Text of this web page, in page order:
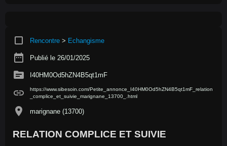
crop_square Rencontre > Echangisme
date_range Publié le 26/01/2025
source I40HM0Od5hZN4B5qt1mF
link
https://www.sibesoin.com/Petite_annonce_I40HM0Od5hZN4B5qt1mF_relation
_complice_et_suivie_marignane_13700_.html
location_on marignane (13700)
RELATION COMPLICE ET SUIVIE